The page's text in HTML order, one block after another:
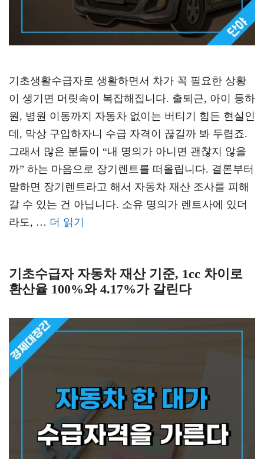
기초생활수급자로 생활하면서 차가 꼭 필요한 상황
이 생기면 머릿속이 복잡해집니다. 출퇴근, 아이 등하
원, 병원 이동까지 자동차 없이는 버티기 힘든 현실인
데, 막상 구입하자니 수급 자격이 끊길까 봐 두렵죠.
그래서 많은 분들이 “내 명의가 아니면 괜찮지 않을
까” 하는 마음으로 장기렌트를 떠올립니다. 결론부터
말하면 장기렌트라고 해서 자동차 재산 조사를 피해
갈 수 있는 건 아닙니다. 소유 명의가 렌트사에 있더
라도, … 더 읽기
기초수급자 자동차 재산 기준, 1cc 차이로
환산율 100%와 4.17%가 갈린다